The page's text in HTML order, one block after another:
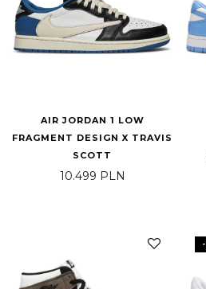
AIR JORDAN 1 LOW
FRAGMENT DESIGN X TRAVIS
SCOTT
10.499 PLN
-